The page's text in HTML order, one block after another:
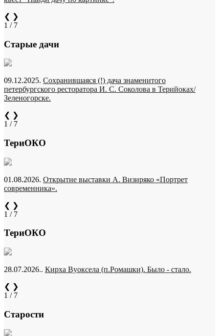
❮ ❯
1 / 7
Старые дачи
09.12.2025. Сохранившаяся (!) дача знаменитого
петербургского ресторатора И. С. Соколова в Терийоках/
Зеленогорске.
❮ ❯
1 / 7
ТериОКО
01.08.2026. Открытие выставки А. Визиряко «Портрет
современника».
❮ ❯
1 / 7
ТериОКО
28.07.2026.. Кирха Вуоксела (п.Ромашки). Было - стало.
❮ ❯
1 / 7
Старости